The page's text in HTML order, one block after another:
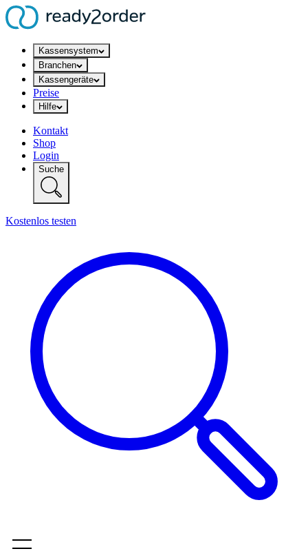
Kassensystem
Branchen
Kassengeräte
Preise
Hilfe
Kontakt
Shop
Login
Suche
Kostenlos testen